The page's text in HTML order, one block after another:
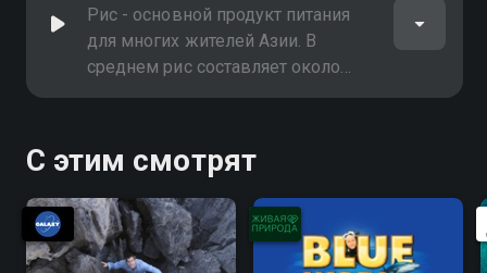
катастрофические последствия
Рис - основной продукт питания
для многих жителей Азии. В
среднем рис составляет около
трети всего азиатского рациона - и
Как производство риса будет
развиваться в дальнейшем?
С этим смотрят